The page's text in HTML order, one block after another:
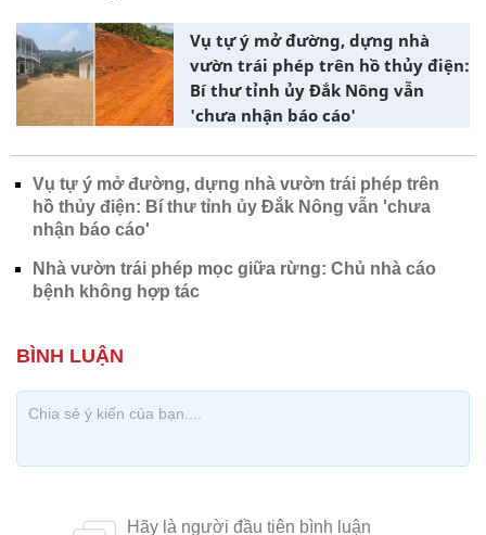
Vụ tự ý mở đường, dựng nhà
vườn trái phép trên hồ thủy điện:
Bí thư tỉnh ủy Đắk Nông vẫn
'chưa nhận báo cáo'
Vụ tự ý mở đường, dựng nhà vườn trái phép trên
hồ thủy điện: Bí thư tỉnh ủy Đắk Nông vẫn 'chưa
nhận báo cáo'
Nhà vườn trái phép mọc giữa rừng: Chủ nhà cáo
bệnh không hợp tác